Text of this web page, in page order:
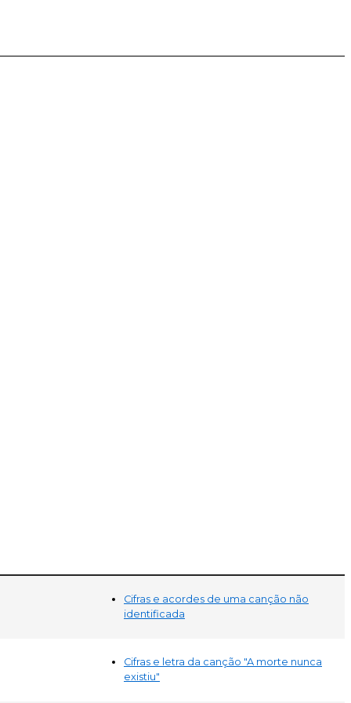
Cifras e acordes de uma canção não
identificada
Cifras e letra da canção "A morte nunca
existiu"